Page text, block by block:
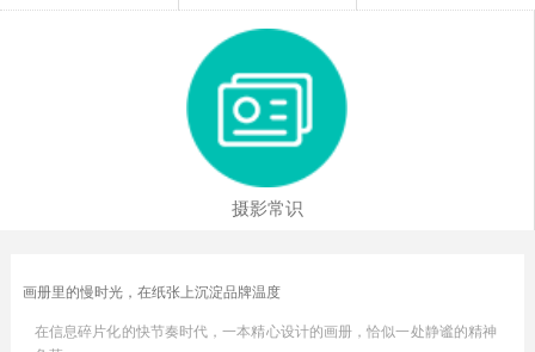
摄影常识
画册里的慢时光，在纸张上沉淀品牌温度
在信息碎片化的快节奏时代，一本精心设计的画册，恰似一处静谧的精神